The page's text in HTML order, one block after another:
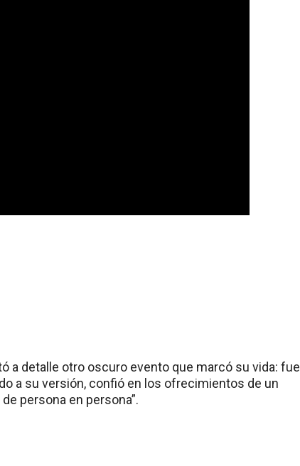
a detalle otro oscuro evento que marcó su vida: fue
a su versión, confió en los ofrecimientos de un
persona en persona”.